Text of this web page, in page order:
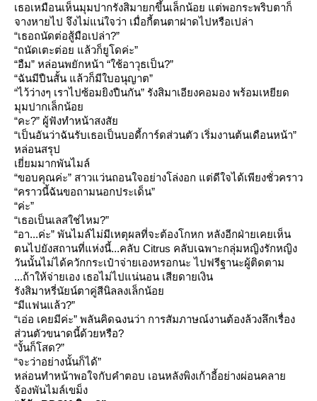
เธอเหมือนเห็นมุมปากรังสิมายกขึ้นเล็กน้อย แต่พอกระพริบตาก็
จางหายไป จึงไม่แน่ใจว่า เมื่อกี้ตนตาฝาดไปหรือเปล่า
“เธอถนัดต่อสู้มือเปล่า?”
“ถนัดเตะต่อย แล้วก็ยูโดค่ะ”
“อืม” หล่อนพยักหน้า “ใช้อาวุธเป็น?”
“ฉันมีปืนสั้น แล้วก็มีใบอนุญาต”
“ไว้ว่างๆ เราไปซ้อมยิงปืนกัน” รังสิมาเอียงคอมอง พร้อมเหยียด
มุมปากเล็กน้อ
“คะ?” ผู้ฟังทำหน้าสงสั
“เป็นอันว่าฉันรับเธอเป็นบอดี้การ์ดส่วนตัว เริ่มงานต้นเดือนหน้า”
หล่อนสรุป
เยี่ยมมากพันไมล์
“ขอบคุณค่ะ” สาวแว่นถอนใจอย่างโล่งอก แต่ดีใจได้เพียงชั่วคราว
“คราวนี้ฉันขอถามนอกประเด็น”
“ค่ะ”
“เธอเป็นเลสใช่ไหม?”
“อา...ค่ะ” พันไมล์ไม่มีเหตุผลที่จะต้องโกหก หลังอีกฝ่ายเคยเห็น
ตนไปยังสถานที่แห่งนี้...คลับ Citrus คลับเฉพาะกลุ่มหญิงรักหญิง
วันนั้นไม่ได้ควักกระเป๋าจ่ายเองหรอกนะ ไปฟรีฐานะผู้ติดตาม
...ถ้าให้จ่ายเอง เธอไม่ไปแน่นอน เสียดายเงิน
รังสิมาหรี่นัยน์ตาคู่สีนิลลงเล็กน้อ
“มีแฟนแล้ว?”
“เอ่อ เคยมีค่ะ” พลันคิดฉงนว่า การสัมภาษณ์งานต้องล้วงลึกเรื่อง
ส่วนตัวขนาดนี้ด้วยหรือ?
“งั้นก็โสด?”
“จะว่าอย่างนั้นก็ได้”
หล่อนทำหน้าพอใจกับคำตอบ เอนหลังพิงเก้าอี้อย่างผ่อนคลา
จ้องพันไมล์เขม็ง